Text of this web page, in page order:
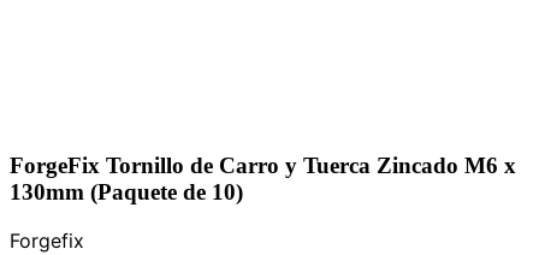
ForgeFix Tornillo de Carro y Tuerca Zincado M6 x
130mm (Paquete de 10)
Forgefix